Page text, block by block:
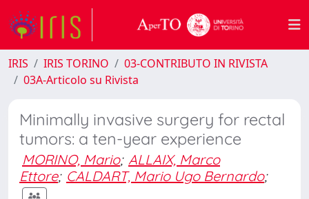
IRIS IRIS TORINO
03-CONTRIBUTO IN RIVISTA
03A-Articolo su Rivista
Minimally invasive surgery for rectal
tumors: a ten-year experience
MORINO, Mario; ALLAIX, Marco
Ettore; CALDART, Mario Ugo Bernardo;